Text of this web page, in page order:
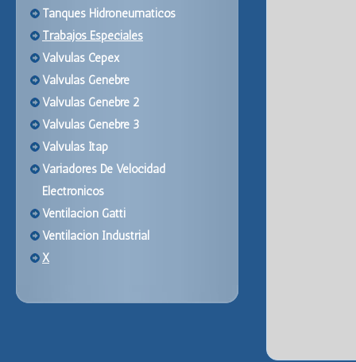
Tanques Hidroneumaticos
Trabajos Especiales
Valvulas Cepex
Valvulas Genebre
Valvulas Genebre 2
Valvulas Genebre 3
Valvulas Itap
Variadores De Velocidad
Electronicos
Ventilacion Gatti
Ventilacion Industrial
X